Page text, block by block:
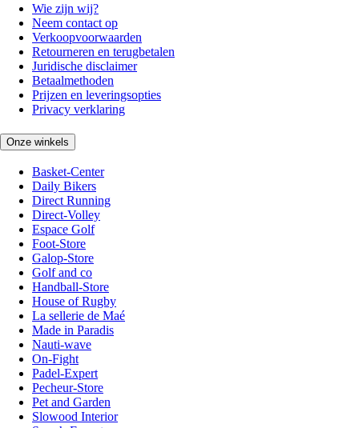
Wie zijn wij?
Neem contact op
Verkoopvoorwaarden
Retourneren en terugbetalen
Juridische disclaimer
Betaalmethoden
Prijzen en leveringsopties
Privacy verklaring
Onze winkels
Basket-Center
Daily Bikers
Direct Running
Direct-Volley
Espace Golf
Foot-Store
Galop-Store
Golf and co
Handball-Store
House of Rugby
La sellerie de Maé
Made in Paradis
Nauti-wave
On-Fight
Padel-Expert
Pecheur-Store
Pet and Garden
Slowood Interior